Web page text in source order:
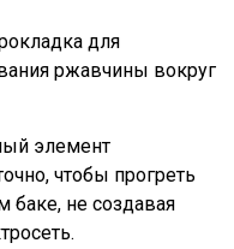
для
ржавчины вокруг
элемент
чтобы прогреть
не создавая